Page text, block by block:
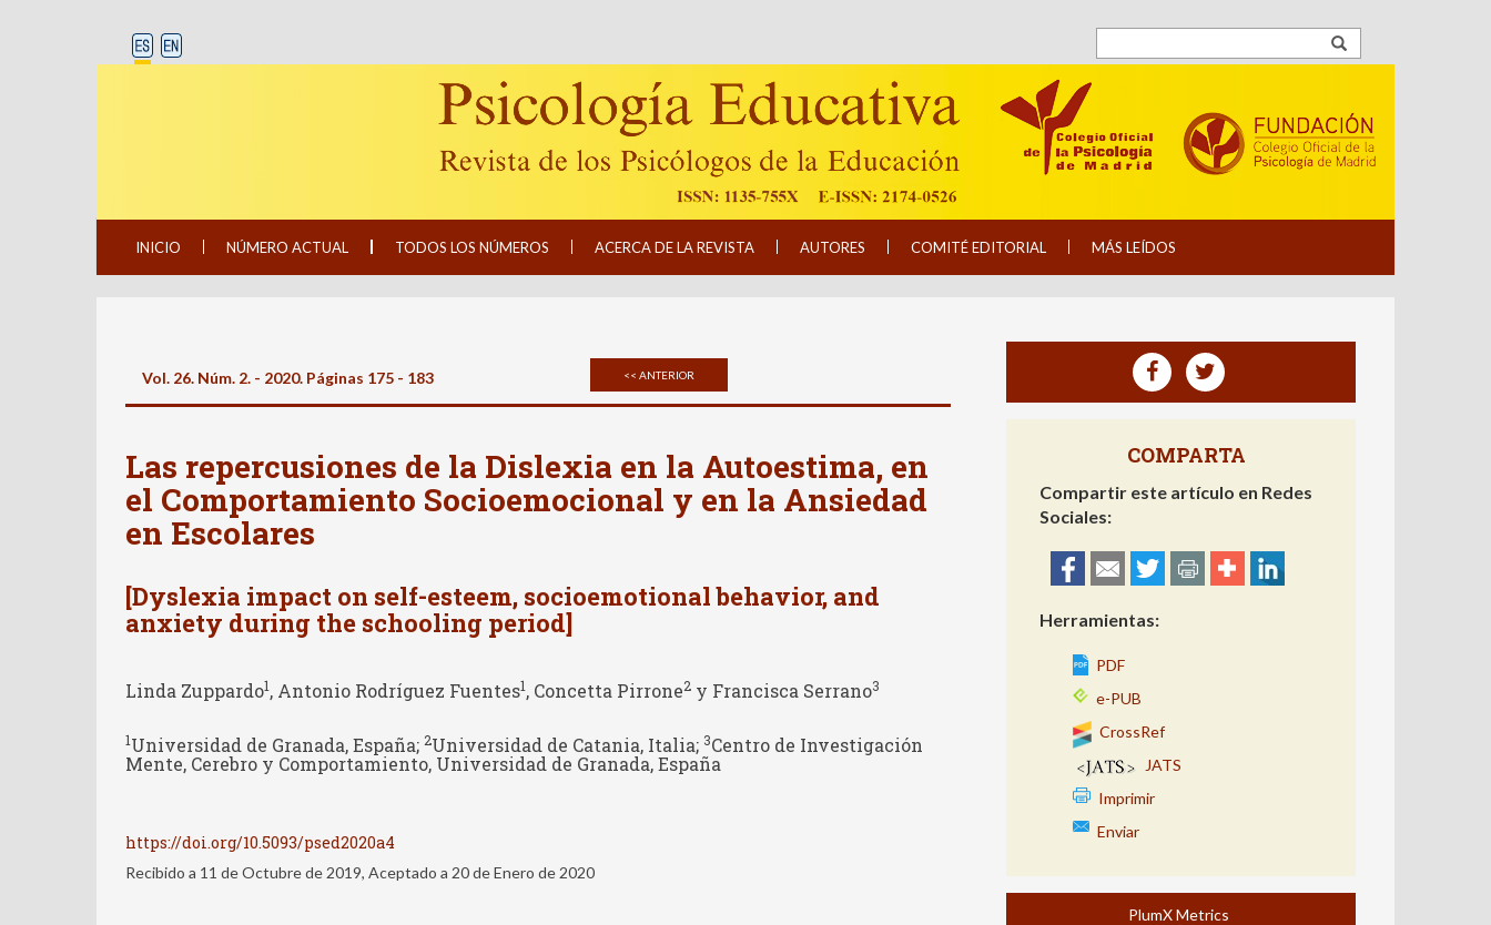
INICIO NÚMERO ACTUAL TODOS LOS NÚMEROS ACERCA DE LA REVISTA AUTORES COMITÉ EDITORIAL MÁS LEÍDOS
Vol. 26. Núm. 2. - 2020. Páginas 175 - 183 << ANTERIOR
Las repercusiones de la Dislexia en la Autoestima, en
el Comportamiento Socioemocional y en la Ansiedad
en Escolares
[Dyslexia impact on self-esteem, socioemotional behavior, and
anxiety during the schooling period]
Linda Zuppardo1, Antonio Rodríguez Fuentes1, Concetta Pirrone2 y Francisca Serrano3
1Universidad de Granada, España; 2Universidad de Catania, Italia; 3Centro de Investigación
Mente, Cerebro y Comportamiento, Universidad de Granada, España
https://doi.org/10.5093/psed2020a4
Recibido a 11 de Octubre de 2019, Aceptado a 20 de Enero de 2020
COMPARTA
Compartir este artículo en Redes
Sociales:
Herramientas:
PDF
e-PUB
CrossRef
JATS
Imprimir
Enviar
PlumX Metrics